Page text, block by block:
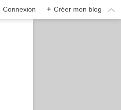
Connexion + Créer mon blog